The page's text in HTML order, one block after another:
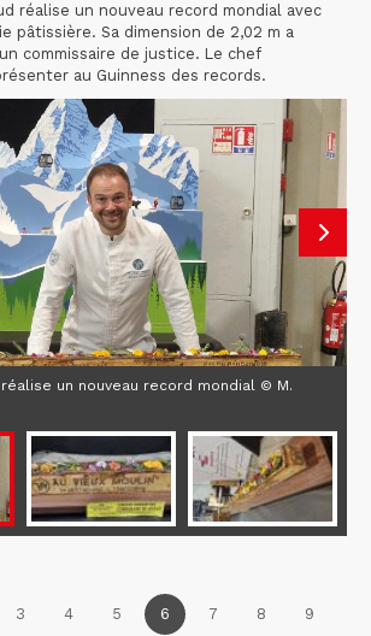
réalise un nouveau record mondial avec
pâtissière. Sa dimension de 2,02 m a
commissaire de justice. Le chef
au Guinness des records.
un nouveau record mondial © M.
3 4 5 6 7 8 9